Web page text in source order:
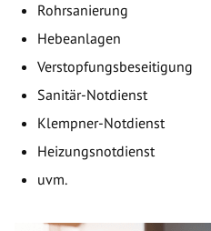
Rohrsanierung
Hebeanlagen
Verstopfungsbeseitigung
Sanitär-Notdienst
Klempner-Notdienst
Heizungsnotdienst
uvm.